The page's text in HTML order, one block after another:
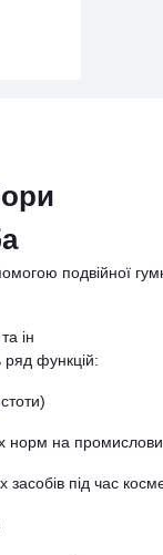
подвійної
ін
ряд функцій:
норм на
під час